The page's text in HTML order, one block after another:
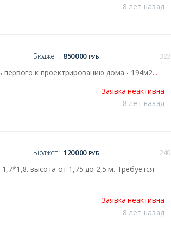
8 лет назад
Бюджет: 850000 РУБ.
323
к проектрированию дома - 194м2....
Заявка неактивна
8 лет назад
Бюджет: 120000 РУБ.
240
высота от 1,75 до 2,5 м. Требуется
Заявка неактивна
8 лет назад